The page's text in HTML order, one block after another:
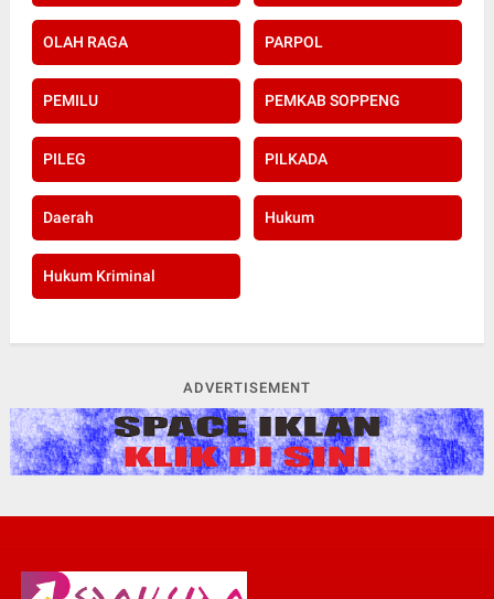
OLAH RAGA PARPOL
PEMILU PEMKAB SOPPENG
PILEG PILKADA
Daerah Hukum
Hukum Kriminal
ADVERTISEMENT